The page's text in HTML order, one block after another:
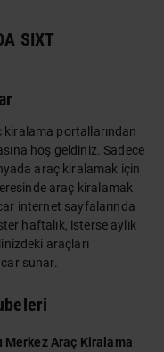
SIXT
kiralama portallarından
hoş geldiniz. Sadece
araç kiralamak için
araç kiralamak
internet sayfalarında
haftalık, isterse aylık
araçları
sunar.
Merkez Araç Kiralama